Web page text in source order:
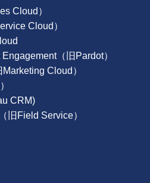
Cloud）
Cloud）
（旧Pardot）
Cloud）
CRM)
旧Field Service）